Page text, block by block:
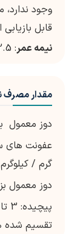
قابل
نیمه عمر: 2.5 ساعت
مقدار مصرف
دوز معمول
گرم / کیلوگرم در
دوز معمول
تقسیم شده هر 12